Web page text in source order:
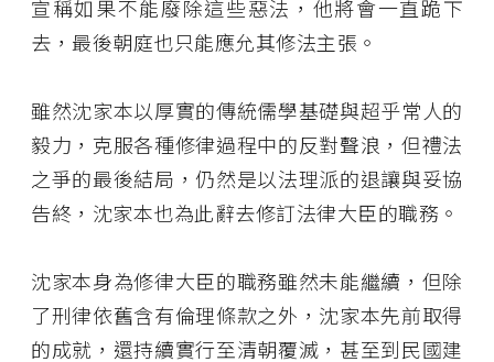
宣稱如果不能廢除這些惡法，他將會一直跪下
去，最後朝庭也只能應允其修法主張。
雖然沈家本以厚實的傳統儒學基礎與超乎常人的
毅力，克服各種修律過程中的反對聲浪，但禮法
之爭的最後結局，仍然是以法理派的退讓與妥協
告終，沈家本也為此辭去修訂法律大臣的職務。
沈家本身為修律大臣的職務雖然未能繼續，但除
了刑律依舊含有倫理條款之外，沈家本先前取得
的成就，還持續實行至清朝覆滅，甚至到民國建